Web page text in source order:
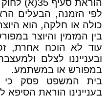
הוראת סעיף
לפי הזמנה, הבעלים
כולה או חלקה, הוא
בין המזמין והיוצר
עוד לא הוכח אחרת,
ובענייננו לצלם
במפורש או במשתמע.
בית המשפט פסק כי
בעניינינו הוראת הסיפא לסעיף